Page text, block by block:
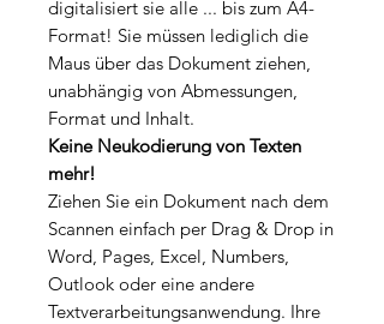
digitalisiert sie alle ... bis zum A4-
Format! Sie müssen lediglich die
Maus über das Dokument ziehen,
unabhängig von Abmessungen,
Format und Inhalt.
Keine Neukodierung von Texten
mehr!
Ziehen Sie ein Dokument nach dem
Scannen einfach per Drag & Drop in
Word, Pages, Excel, Numbers,
Outlook oder eine andere
Textverarbeitungsanwendung. Ihre